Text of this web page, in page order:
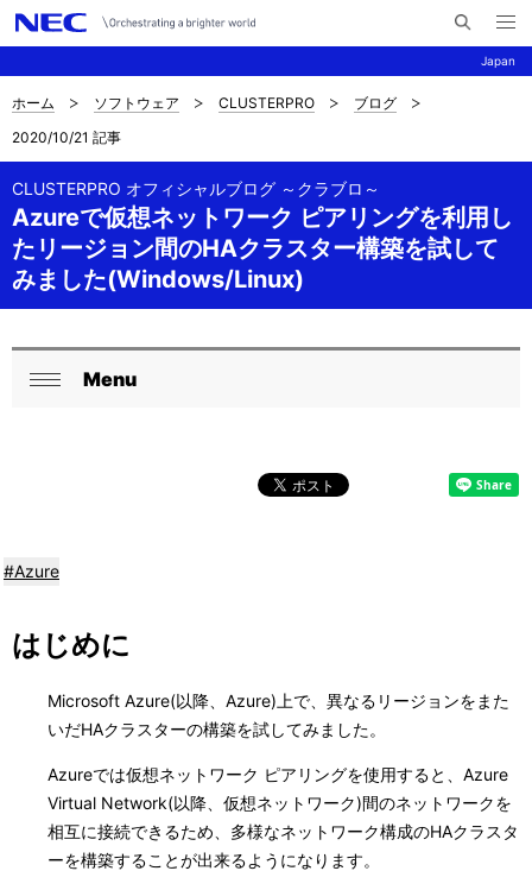
Japan
イ
メ
ニ
ュ
ナ
ビ
ゲ
ー
シ
ョ
サ
ト
内
の
在
し
ホーム ソフトウェア CLUSTERPRO
ブログ
2020/10/21 記事
Azureで仮想ネットワーク ピアリングを利用し
たリージョン間のHAクラスター構築を試して
みました(Windows/Linux)
CLUSTERPRO オフィシャルブログ ～クラブロ～
ロ
ナ
ゲ
Menu
#Azure
はじめに
Microsoft Azure(以降、Azure)上で、異なるリージョンをまた
いだHAクラスターの構築を試してみました。
Azureでは仮想ネットワーク ピアリングを使用すると、Azure
Virtual Network(以降、仮想ネットワーク)間のネットワークを
相互に接続できるため、多様なネットワーク構成のHAクラスタ
ーを構築することが出来るようになります。